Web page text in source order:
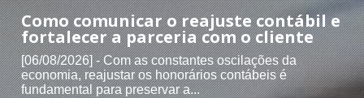
Como comunicar o reajuste contábil e
fortalecer a parceria com o cliente
[06/08/2026] - Com as constantes oscilações da
economia, reajustar os honorários contábeis é
fundamental para preservar a...